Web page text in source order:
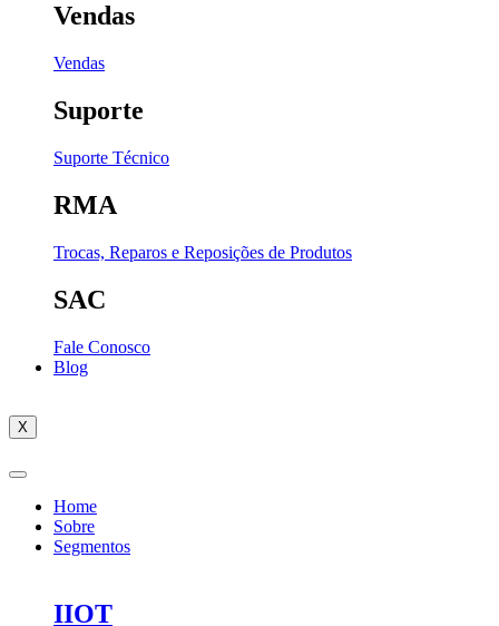
Vendas
Vendas
Suporte
Suporte Técnico
RMA
Trocas, Reparos e Reposições de Produtos
SAC
Fale Conosco
Blog
X
Home
Sobre
Segmentos
IIOT